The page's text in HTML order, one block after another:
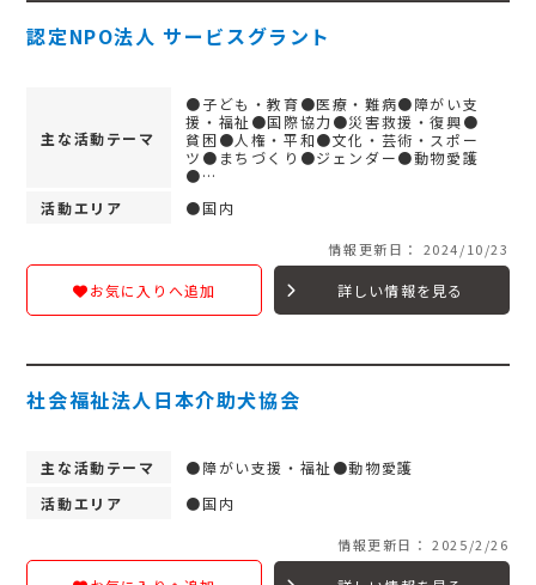
認定NPO法人 サービスグラント
主な活動テーマ
●子ども・教育●医療・難病●障がい支
援・福祉●国際協力●災害救援・復興●
貧困●人権・平和●文化・芸術・スポー
ツ●まちづくり●ジェンダー●動物愛護
●…
活動エリア
●国内
情報更新日： 2024/10/23
お気に入りへ追加 詳しい情報を見る
社会福祉法人日本介助犬協会
主な活動テーマ
●障がい支援・福祉●動物愛護
活動エリア
●国内
情報更新日： 2025/2/26